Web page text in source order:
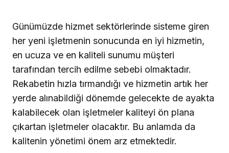
Günümüzde hizmet sektörlerinde sisteme giren
her yeni işletmenin sonucunda en iyi hizmetin,
en ucuza ve en kaliteli sunumu müşteri
tarafından tercih edilme sebebi olmaktadır.
Rekabetin hızla tırmandığı ve hizmetin artık her
yerde alınabildiği dönemde gelecekte de ayakta
kalabilecek olan işletmeler kaliteyi ön plana
çıkartan işletmeler olacaktır. Bu anlamda da
kalitenin yönetimi önem arz etmektedir.